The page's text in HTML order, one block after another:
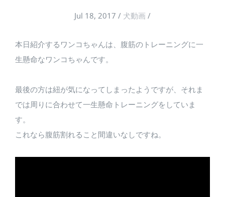
Jul 18, 2017 / 犬動画 /
本日紹介するワンコちゃんは、腹筋のトレーニングに一
生懸命なワンコちゃんです。
最後の方は紐が気になってしまったようですが、それま
では周りに合わせて一生懸命トレーニングをしていま
す。
これなら腹筋割れること間違いなしですね。